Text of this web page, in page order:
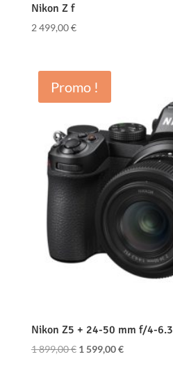
Nikon Z f
2 499,00€
Promo !
Nikon Z5 + 24-50 mm f/4-6.3
1 899,00€ Le
1 599,00€Le